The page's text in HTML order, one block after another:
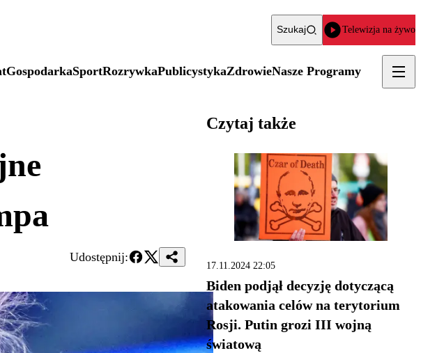
Szukaj Telewizja na żywo
GospodarkaSportRozrywkaPublicystykaZdrowieNasze Programy
Udostępnij:
Czytaj także
17.11.2024 22:05
Biden podjął decyzję dotyczącą
atakowania celów na terytorium
Rosji. Putin grozi III wojną
światową